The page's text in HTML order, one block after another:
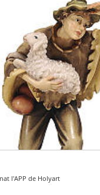
l'APP de Holyart